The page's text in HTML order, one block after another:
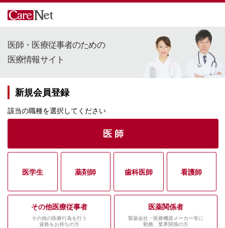
医師・医療従事者のための
医療情報サイト
新規会員登録
該当の職種を選択してください
医 師
医学生 薬剤師 歯科医師 看護師
その他医療従事者
その他の医療行為を行う
資格をお持ちの方
医薬関係者
製薬会社・医療機器メーカー等に
勤務、業界関係の方